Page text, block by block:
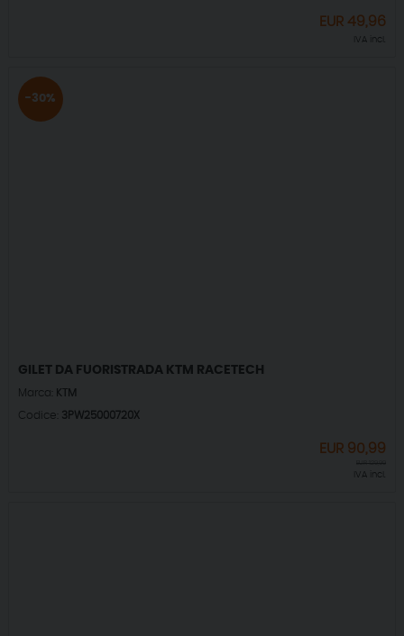
EUR 49,96
IVA incl.
-30%
GILET DA FUORISTRADA KTM RACETECH
Marca: KTM
Codice: 3PW25000720X
EUR 90,99
IVA incl.